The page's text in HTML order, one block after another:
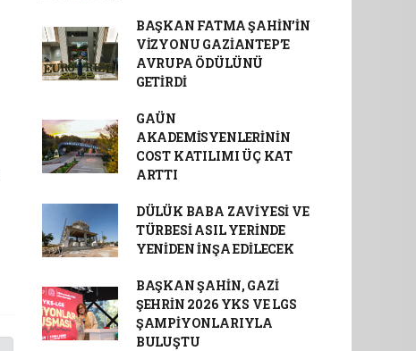
BAŞKAN FATMA ŞAHİN’İN
VİZYONU GAZİANTEP’E
AVRUPA ÖDÜLÜNÜ
GETİRDİ
GAÜN
AKADEMİSYENLERİNİN
COST KATILIMI ÜÇ KAT
ARTTI
DÜLÜK BABA ZAVİYESİ VE
TÜRBESİ ASIL YERİNDE
YENİDEN İNŞA EDİLECEK
BAŞKAN ŞAHİN, GAZİ
ŞEHRİN 2026 YKS VE LGS
ŞAMPİYONLARIYLA
BULUŞTU